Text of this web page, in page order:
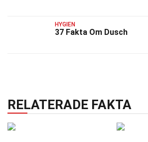
HYGIEN
37 Fakta Om Dusch
RELATERADE FAKTA